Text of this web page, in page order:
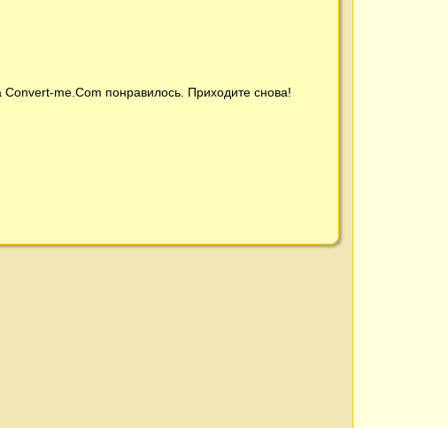
Convert-me.Com понравилось. Приходите снова!